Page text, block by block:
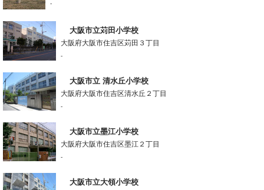
-
大阪市立苅田小学校
大阪府大阪市住吉区苅田３丁目
-
大阪市立 清水丘小学校
大阪府大阪市住吉区清水丘２丁目
-
大阪市立墨江小学校
大阪府大阪市住吉区墨江２丁目
-
大阪市立大領小学校